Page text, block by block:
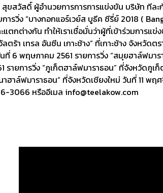
สวัสดิ์ ผู้อำนวยการการการแข่งขัน บริษัท ทีละ
การวิ่ง “บางกอกแอร์เวย์ส บูธีค ซีรี่ย์ 2018 (
ตกต่างกัน ทำให้เราเชื่อมั่นว่าผู้ที่เข้าร่วมการแ
ลตร้า เทรล อันซีน เกาะช้าง” ที่เกาะช้าง จังหวั
ที่ 6 พฤษภาคม 2561 รายการวิ่ง “สมุยฮาล์ฟมา
รายการวิ่ง “ภูเก็ตฮาล์ฟมาราธอน” ที่จังหวัดภูเ
าฮาล์ฟมาราธอน” ที่จังหวัดเชียงใหม่ วันที่ 11 พ
3066 หรืออีเมล info@teelakow.com